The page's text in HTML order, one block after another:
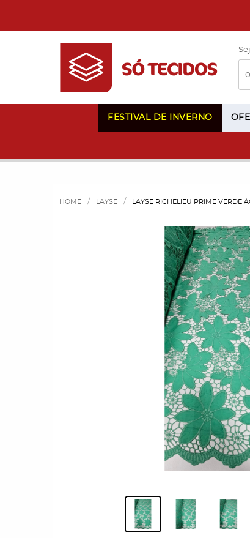
FESTIVAL DE INVERNO
HOME LAYSE LAYSE RICHELIEU PRIME VERDE